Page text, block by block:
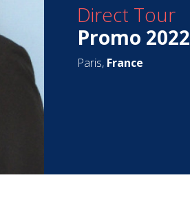
Direct Tour
Promo 2022
Paris, France